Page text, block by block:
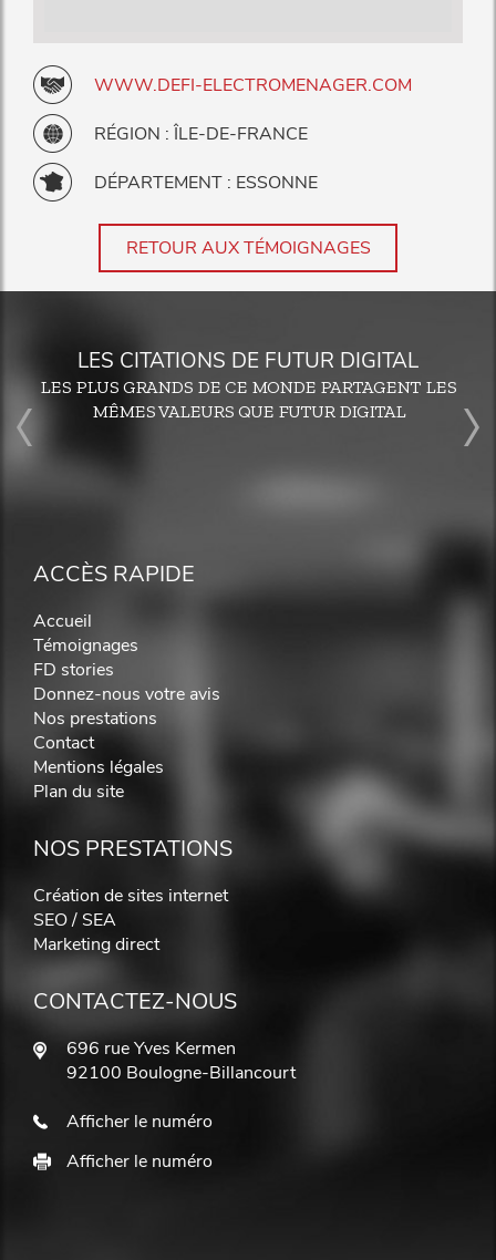
WWW.DEFI-ELECTROMENAGER.COM
RÉGION : ÎLE-DE-FRANCE
DÉPARTEMENT : ESSONNE
RETOUR AUX TÉMOIGNAGES
LES CITATIONS DE FUTUR DIGITAL
LES PLUS GRANDS DE CE MONDE PARTAGENT LES
MÊMES VALEURS QUE FUTUR DIGITAL
ACCÈS RAPIDE
Accueil
Témoignages
FD stories
Donnez-nous votre avis
Nos prestations
Contact
Mentions légales
Plan du site
NOS PRESTATIONS
Création de sites internet
SEO / SEA
Marketing direct
CONTACTEZ-NOUS
696 rue Yves Kermen
92100 Boulogne-Billancourt
Afficher le numéro
Afficher le numéro